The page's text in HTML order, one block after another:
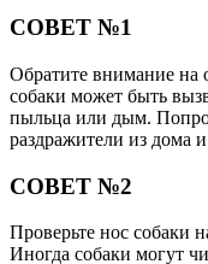
СОВЕТ №1
Обратите внимание на
собаки может быть
пыльца или дым.
раздражители из дома
СОВЕТ №2
Проверьте нос собаки
Иногда собаки могут